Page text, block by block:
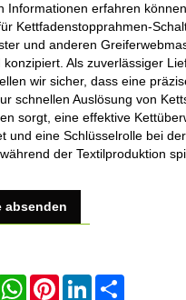
Informationen erfahren
Kettfadenstopprahmen-
und anderen
konzipiert. Als zuverlässiger
wir sicher, dass eine
schnellen Auslösung von
sorgt, eine effektive
und eine Schlüsselrolle bei
der Textilproduktion
absenden
WhatsApp
PinterestLinkedIn